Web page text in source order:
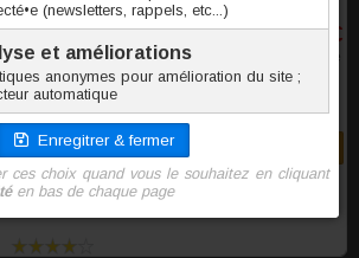
4,60 €
TTC l'unite